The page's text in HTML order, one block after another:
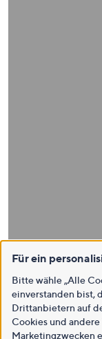
Für ein
Bitte wähle „Alle
einverstanden bist,
Drittanbietern auf
Cookies und
Marketingzwecken